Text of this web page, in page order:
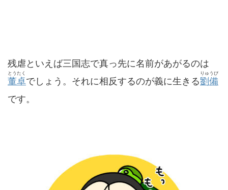
残虐といえば三国志で真っ先に名前があがるのは
董卓
とうたく
でしょう。それに相反するのが義に生きる劉備
りゅうび
です。